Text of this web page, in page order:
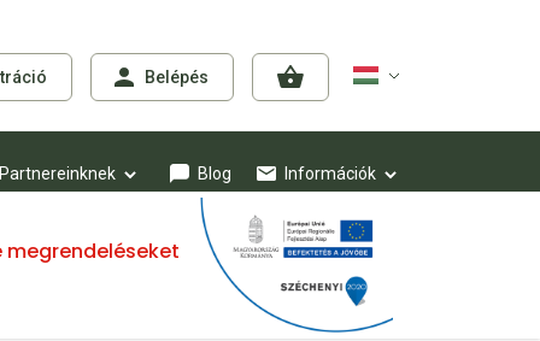
Belépés
Partnereinknek Blog Információk
megrendeléseket